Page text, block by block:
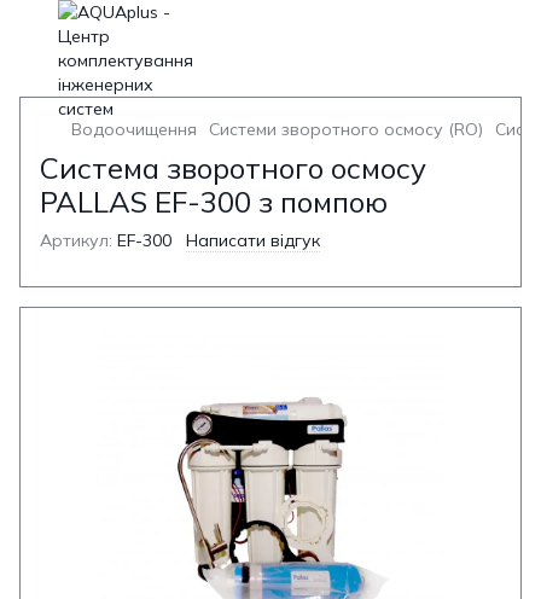
Водоочищення Системи зворотного осмосу (RO)
Система зворотного осмосу
PALLAS EF-300 з помпою
Артикул: EF-300 Написати відгук